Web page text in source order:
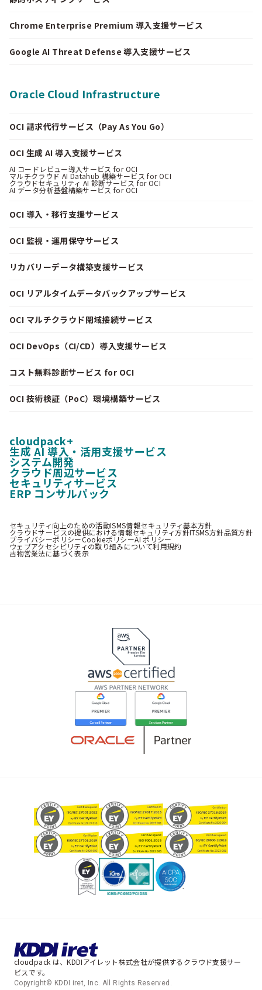
Chrome Enterprise Premium 導入支援サービス
Google AI Threat Defense 導入支援サービス
Oracle Cloud Infrastructure
OCI 請求代行サービス（Pay As You Go）
OCI 生成 AI 導入支援サービス
AI コードレビュー導入サービス for OCI
マルチクラウド AI Datahub 構築サービス for OCI
クラウドセキュリティ AI 診断サービス for OCI
AI データ分析基盤構築サービス for OCI
OCI 導入・移行支援サービス
OCI 監視・運用保守サービス
リカバリーデータ構築支援サービス
OCI リアルタイムデータバックアップサービス
OCI マルチクラウド閉域接続サービス
OCI DevOps（CI/CD）導入支援サービス
コスト無料診断サービス for OCI
OCI 技術検証（PoC）環境構築サービス
cloudpack+
生成 AI 導入・活用支援サービス
システム開発
クラウド周辺サービス
セキュリティサービス
ERP コンサルパック
セキュリティ向上のための活動ISMS情報セキュリティ基本方針
クラウドサービスの提供における情報セキュリティ方針ITSMS方針品質方針
プライバシーポリシーCookieポリシーAI ポリシー
ウェブアクセシビリティの取り組みについて利用規約
古物営業法に基づく表示
cloudpack は、KDDIアイレット株式会社が提供するクラウド支援サー
ビスです。
Copyright© KDDI iret, Inc. All Rights Reserved.